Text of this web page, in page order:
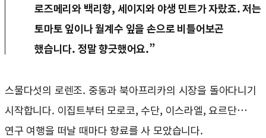
로즈메리와 백리향, 세이지와 야생 민트가 자랐죠. 저는
토마토 잎이나 월계수 잎을 손으로 비틀어보곤
했습니다. 정말 향긋했어요.”
스물다섯의 로렌조. 중동과 북아프리카의 시장을 돌아다니기
시작합니다. 이집트부터 모로코, 수단, 이스라엘, 요르단…
연구 여행을 떠날 때마다 향료를 사 모았습니다.